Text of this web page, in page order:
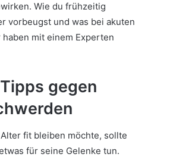
Wie du frühzeitig
vorbeugst und was bei akuten
mit einem Experten
gegen
fit bleiben möchte, sollte
für seine Gelenke tun.